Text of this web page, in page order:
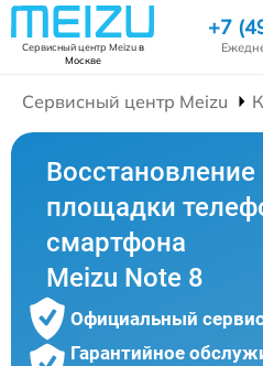
Сервисный центр Meizuв
Москве
+7
Сервисный центр Meizu
Восстановление
площадки
смартфона
Meizu Note 8
Официальный
Гарантийное